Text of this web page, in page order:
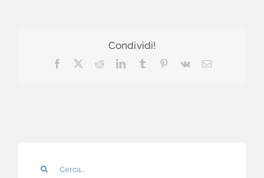
Condividi!
Facebook RedditLinkedInTumblr Pinterest
Vk Email
per: